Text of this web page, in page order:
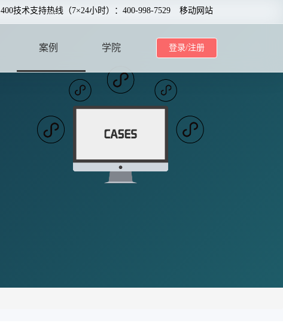
400技术支持热线（7×24小时）：400-998-7529 移动网站
登录/注册
案例 学院